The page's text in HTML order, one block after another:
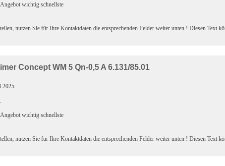
wichtig schnellste
nutzen Sie für Ihre Kontaktdaten die entsprechenden Felder weiter unten ! Diesen Text
Concept WM 5 Qn-0,5 A 6.131/85.01
wichtig schnellste
nutzen Sie für Ihre Kontaktdaten die entsprechenden Felder weiter unten ! Diesen Text